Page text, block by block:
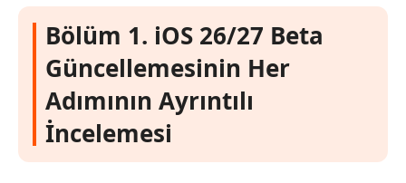
Bölüm 1. iOS 26/27 Beta
Güncellemesinin Her
Adımının Ayrıntılı
İncelemesi